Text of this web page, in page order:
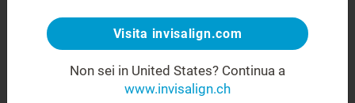
Non rimanere deluso
Questa pagina non è disponibile, altre sono:
Visita invisalign.com
Non sei in United States? Continua a
www.invisalign.ch